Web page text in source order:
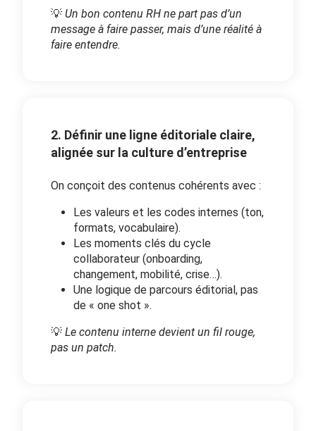
💡 Un bon contenu RH ne part pas d’un
message à faire passer, mais d’une réalité à
faire entendre.
2. Définir une ligne éditoriale claire,
alignée sur la culture d’entreprise
On conçoit des contenus cohérents avec :
Les valeurs et les codes internes (ton,
formats, vocabulaire).
Les moments clés du cycle
collaborateur (onboarding,
changement, mobilité, crise…).
Une logique de parcours éditorial, pas
de « one shot ».
💡 Le contenu interne devient un fil rouge,
pas un patch.